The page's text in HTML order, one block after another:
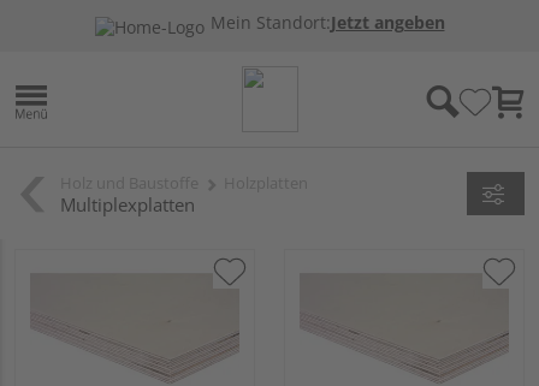
Mein Standort:Jetzt angeben
Multiplexplatten